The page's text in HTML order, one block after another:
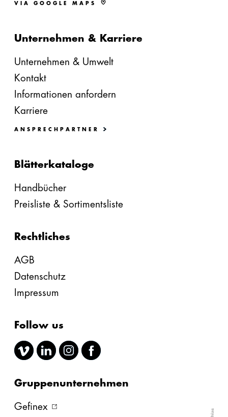
VIA GOOGLE MAPS
Unternehmen & Karriere
Unternehmen & Umwelt
Kontakt
Informationen anfordern
Karriere
ANSPRECHPARTNER
Blätterkataloge
Handbücher
Preisliste & Sortimentsliste
Rechtliches
AGB
Datenschutz
Impressum
Follow us
Gruppenunternehmen
Gefinex